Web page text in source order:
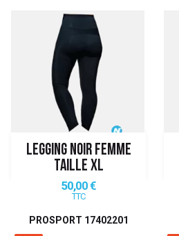
LEGGING NOIR FEMME
TAILLE XL
Prix
50,00 €
TTC
PROSPORT 17402201